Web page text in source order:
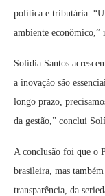
política e tributária.
ambiente econômico,”
Solídia Santos
a inovação são
longo prazo,
da gestão,” conclui
A conclusão foi que o
brasileira, mas
transparência, da